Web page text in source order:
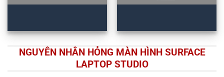
NGUYÊN NHÂN HỎNG MÀN HÌNH SURFACE
LAPTOP STUDIO